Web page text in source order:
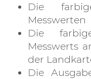
Die
Messwerten
Die
Messwerts
der
Die